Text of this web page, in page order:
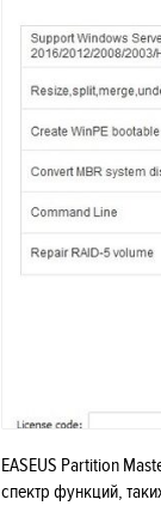
EASEUS Partition
спектр функций,